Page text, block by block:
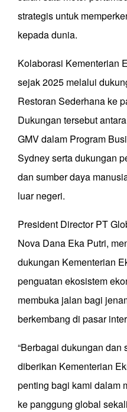
strategis untuk
kepada dunia.
Kolaborasi Kementerian
sejak 2025 melalui
Restoran Sederhana ke
Dukungan tersebut
GMV dalam Program
Sydney serta dukungan
dan sumber daya
luar negeri.
President Director PT
Nova Dana Eka Putri,
dukungan Kementerian
penguatan ekosistem
membuka jalan bagi
berkembang di pasar
“Berbagai dukungan dan
diberikan Kementerian
penting bagi kami dalam
ke panggung global